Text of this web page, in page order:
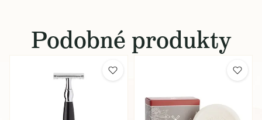
Podobné produkty